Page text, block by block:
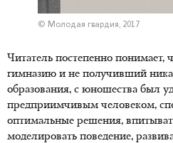
© Молодая гвардия, 2017
Читатель постепенно понимает,
гимназию и не получивший
образования, с юношества был
предприимчивым человеком,
оптимальные решения,
моделировать поведение,